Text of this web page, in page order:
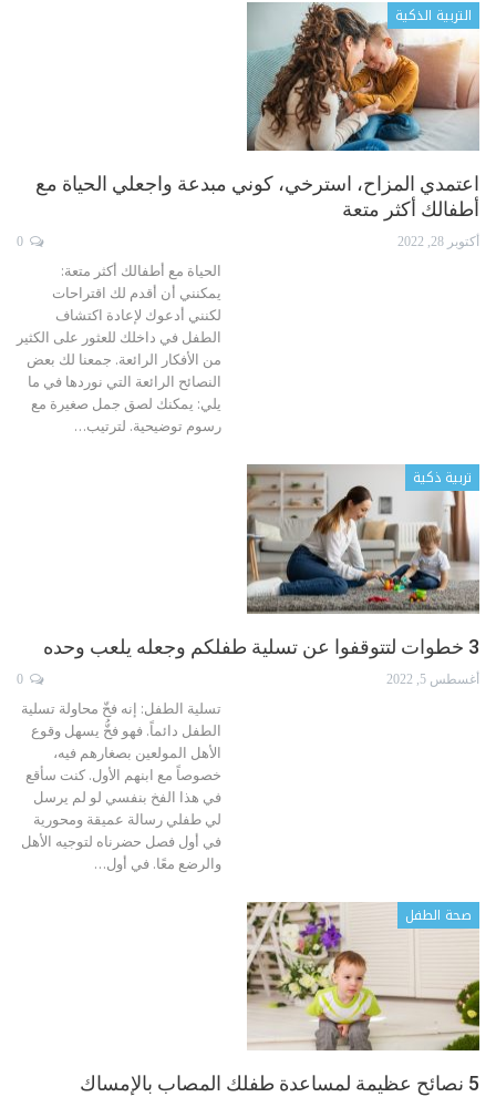
التربية الذكية
اعتمدي المزاح، استرخي، كوني مبدعة واجعلي الحياة مع
أطفالك أكثر متعة
أكتوبر 28, 2022
الحياة مع أطفالك أكثر متعة:
يمكنني أن أقدم لك اقتراحات
لكنني أدعوك لإعادة اكتشاف
الطفل في داخلك للعثور على الكثير
من الأفكار الرائعة. جمعنا لك بعض
النصائح الرائعة التي نوردها في ما
يلي: يمكنك لصق جمل صغيرة مع
رسوم توضيحية. لترتيب…
تربية ذكية
3 خطوات لتتوقفوا عن تسلية طفلكم وجعله يلعب وحده
أغسطس 5, 2022
تسلية الطفل: إنه فخّ محاولة تسلية
الطفل دائماً. فهو فخُّ يسهل وقوع
الأهل المولعين بصغارهم فيه،
خصوصاً مع ابنهم الأول. كنت سأقع
في هذا الفخ بنفسي لو لم يرسل
لي طفلي رسالة عميقة ومحورية
في أول فصل حضرناه لتوجيه الأهل
والرضع معًا. في أول…
صحة الطفل
5 نصائح عظيمة لمساعدة طفلك المصاب بالإمساك